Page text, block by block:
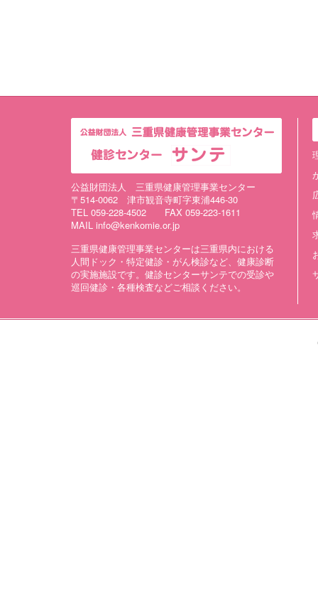
公益財団法人 三重県健康管理事業センター
〒514-0062 津市観音寺町字東浦446-30
TEL 059-228-4502 FAX 059-223-1611
MAIL info@kenkomie.or.jp
三重県健康管理事業センターは三重県内における
人間ドック・特定健診・がん検診など、健康診断
の実施施設です。健診センターサンテでの受診や
巡回健診・各種検査などご相談ください。